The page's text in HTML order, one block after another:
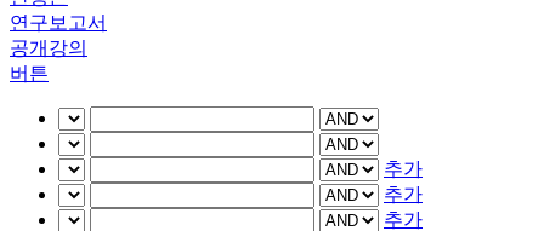
연구보고서
공개강의
버튼
추가
추가
추가